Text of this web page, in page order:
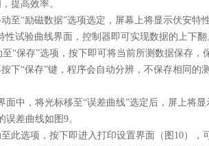
省时间，提高效率。
至“励磁数据”选项选定，屏幕上将显示伏安特
性试验曲线界面，控制器即可实现数据的上下
“保存”选项，按下即可将当前所测数据保存，
下“保存”键，程序会自动分辨，不保存相同的
面中，将光标移至“误差曲线”选定后，屏上将
误差曲线如图9。
此选项，按下即进入打印设置界面（图10），